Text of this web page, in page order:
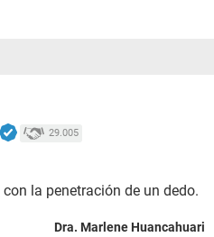
29.005
con la penetración de un dedo.
Dra. Marlene Huancahuari